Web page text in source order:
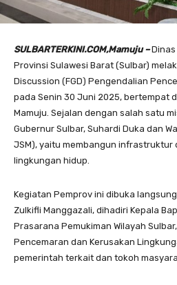
SULBARTERKINI.COM,Mamuju –
Provinsi Sulawesi Barat (Sulbar)
Discussion (FGD) Pengendalian
pada Senin 30 Juni 2025, bertempat
Mamuju. Sejalan dengan salah satu
Gubernur Sulbar, Suhardi Duka dan
JSM), yaitu membangun infrastruktur
lingkungan hidup.
Kegiatan Pemprov ini dibuka
Zulkifli Manggazali, dihadiri Kepala
Prasarana Pemukiman Wilayah
Pencemaran dan Kerusakan
pemerintah terkait dan tokoh